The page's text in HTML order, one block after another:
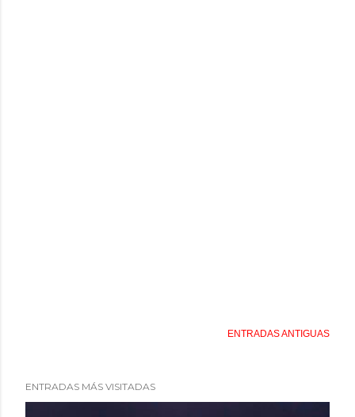
ENTRADAS ANTIGUAS
ENTRADAS MÁS VISITADAS